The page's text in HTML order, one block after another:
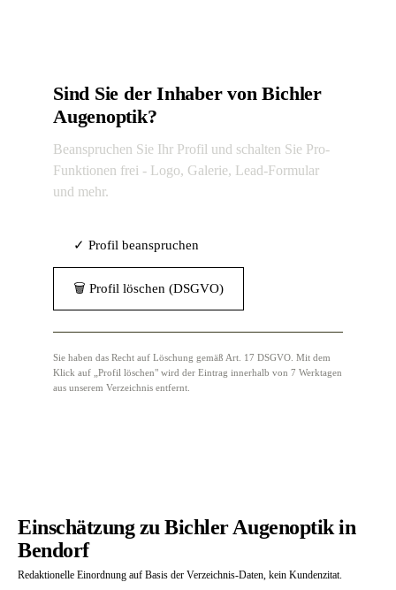
Sind Sie der Inhaber von Bichler
Augenoptik?
Beanspruchen Sie Ihr Profil und schalten Sie Pro-
Funktionen frei - Logo, Galerie, Lead-Formular
und mehr.
✓ Profil beanspruchen
🗑 Profil löschen (DSGVO)
Sie haben das Recht auf Löschung gemäß Art. 17 DSGVO. Mit dem
Klick auf „Profil löschen" wird der Eintrag innerhalb von 7 Werktagen
aus unserem Verzeichnis entfernt.
Einschätzung zu Bichler Augenoptik in
Bendorf
Redaktionelle Einordnung auf Basis der Verzeichnis-Daten, kein Kundenzitat.